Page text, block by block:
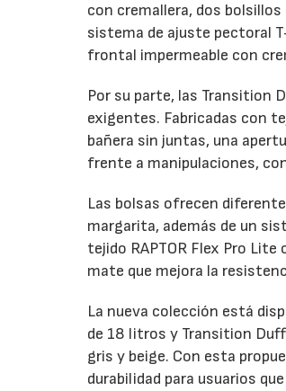
con cremallera, dos
sistema de ajuste pectoral
frontal impermeable con
Por su parte, las Transition
exigentes. Fabricadas con
bañera sin juntas, una
frente a manipulaciones,
Las bolsas ofrecen
margarita, además de un
tejido RAPTOR Flex Pro
mate que mejora la
La nueva colección está
de 18 litros y Transition
gris y beige. Con esta
durabilidad para usuarios